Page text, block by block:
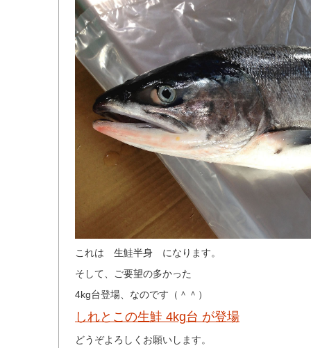
これは 生鮭半身 になります。
そして、ご要望の多かった
4kg台登場、なのです（＾＾）
しれとこの生鮭 4kg台 が登場
どうぞよろしくお願いします。